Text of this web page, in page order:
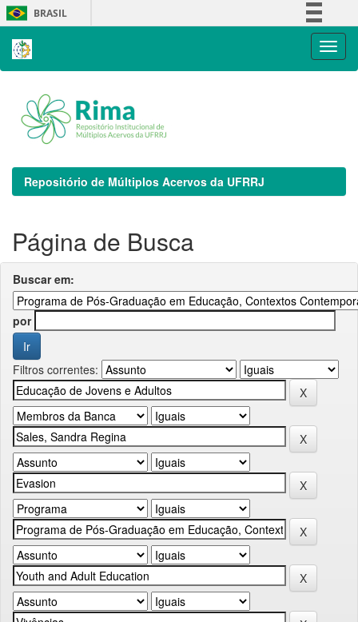
Skip
navigation
BRASIL
Repositório de Múltiplos Acervos da UFRRJ
Página de Busca
Buscar em:
por
Filtros correntes: